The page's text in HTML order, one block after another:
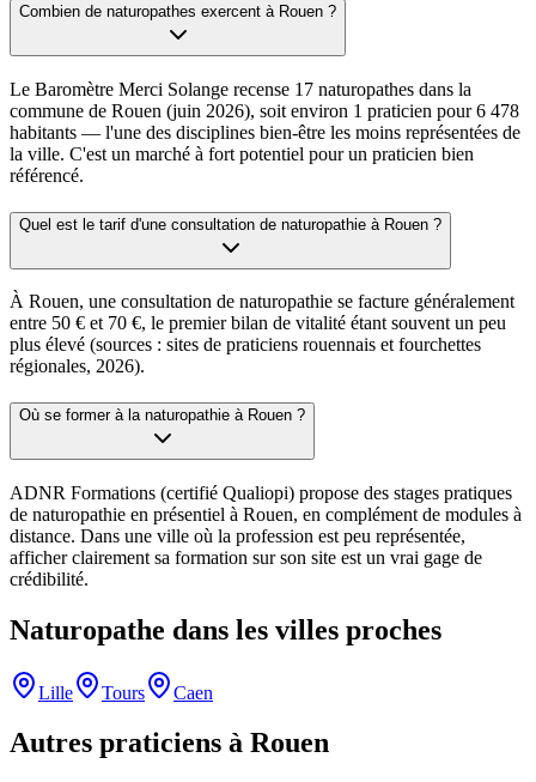
Combien de naturopathes exercent à Rouen ?
Le Baromètre Merci Solange recense 17 naturopathes dans la
commune de Rouen (juin 2026), soit environ 1 praticien pour 6 478
habitants — l'une des disciplines bien-être les moins représentées de
la ville. C'est un marché à fort potentiel pour un praticien bien
référencé.
Quel est le tarif d'une consultation de naturopathie à Rouen ?
À Rouen, une consultation de naturopathie se facture généralement
entre 50 € et 70 €, le premier bilan de vitalité étant souvent un peu
plus élevé (sources : sites de praticiens rouennais et fourchettes
régionales, 2026).
Où se former à la naturopathie à Rouen ?
ADNR Formations (certifié Qualiopi) propose des stages pratiques
de naturopathie en présentiel à Rouen, en complément de modules à
distance. Dans une ville où la profession est peu représentée,
afficher clairement sa formation sur son site est un vrai gage de
crédibilité.
Naturopathe dans les villes proches
Lille Tours Caen
Autres praticiens à Rouen